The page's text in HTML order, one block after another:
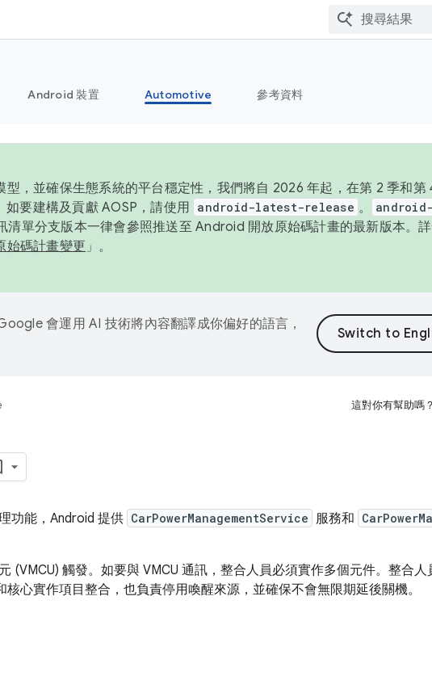
Android 裝置 Automotive 參考資料
型，並確保生態系統的平台穩定性，我們將自 2026 年起，在第 2 季和第
如要建構及貢獻 AOSP，請使用 android-latest-release 。
android-
清單分支版本一律會參照推送至 Android 開放原始碼計畫的最新版本。
始碼計畫變更 」。
會運用 AI 技術將內容翻譯成你偏好的語言，
這對你有幫助嗎？
功能，Android 提供 CarPowerManagementService 服務和
(VMCU) 觸發。如要與 VMCU 通訊，整合人員必須實作多個元件。整合人
核心實作項目整合，也負責停用喚醒來源，並確保不會無限期延後關機。